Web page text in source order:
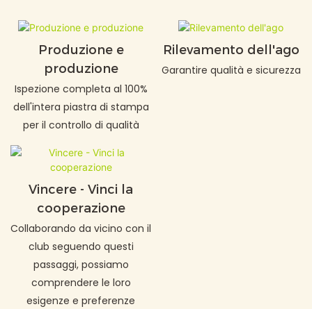
Produzione e
produzione
Ispezione completa al 100%
dell'intera piastra di stampa
per il controllo di qualità
Rilevamento dell'ago
Garantire qualità e sicurezza
Vincere - Vinci la
cooperazione
Collaborando da vicino con il
club seguendo questi
passaggi, possiamo
comprendere le loro
esigenze e preferenze